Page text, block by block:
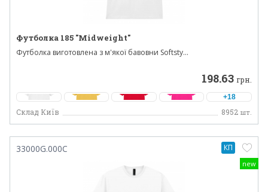
Футболка 185 "Midweight"
Футболка виготовлена з м'якої бавовни Softsty...
198.63 грн.
+18
Склад Київ 8952 шт.
new
33000G.000C КП